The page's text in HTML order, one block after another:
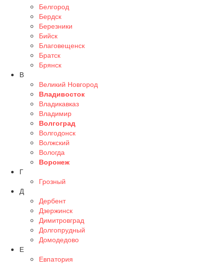
Белгород
Бердск
Березники
Бийск
Благовещенск
Братск
Брянск
В
Великий Новгород
Владивосток
Владикавказ
Владимир
Волгоград
Волгодонск
Волжский
Вологда
Воронеж
Г
Грозный
Д
Дербент
Дзержинск
Димитровград
Долгопрудный
Домодедово
Е
Евпатория